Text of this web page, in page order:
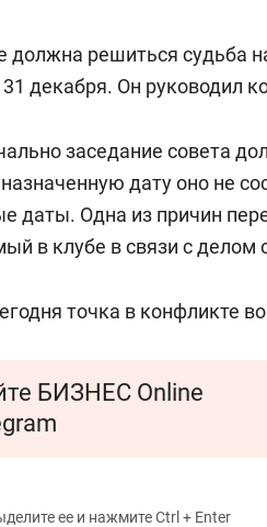
должна решиться судьба
31 декабря. Он руководил
заседание совета
дату оно не
даты. Одна из причин
в клубе в связи с делом
точка в конфликте
БИЗНЕС Online
ее и нажмите Ctrl + Enter